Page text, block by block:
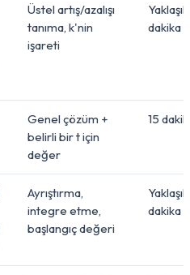
Üstel artış/azalışı
tanıma, k'nin
işareti
dakika
Genel çözüm +
belirli bir t için
değer
15
Ayrıştırma,
integre etme,
başlangıç değeri
dakika